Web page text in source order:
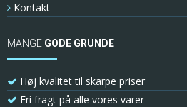
Kontakt
MANGE GODE GRUNDE
Høj kvalitet til skarpe priser
Fri fragt på alle vores varer